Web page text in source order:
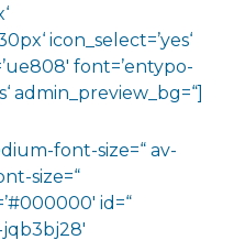
icon_select=’yes‘
font=’entypo-
admin_preview_bg=“]
font-size=“ av-
size=“
id=“
jqb3bj28′